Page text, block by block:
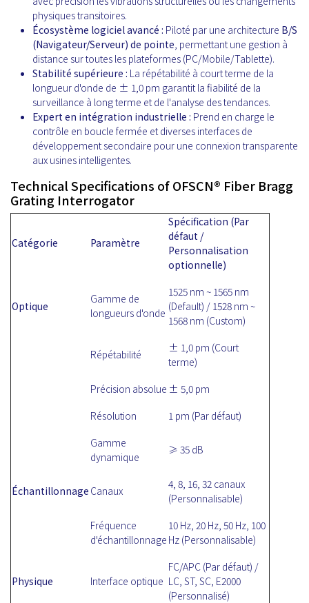
physiques transitoires.
Écosystème logiciel avancé : Piloté par une architecture B/S
(Navigateur/Serveur) de pointe, permettant une gestion à
distance sur toutes les plateformes (PC/Mobile/Tablette).
Stabilité supérieure : La répétabilité à court terme de la
longueur d'onde de ± 1,0 pm garantit la fiabilité de la
surveillance à long terme et de l'analyse des tendances.
Expert en intégration industrielle : Prend en charge le
contrôle en boucle fermée et diverses interfaces de
développement secondaire pour une connexion transparente
aux usines intelligentes.
Technical Specifications of OFSCN® Fiber Bragg
Grating Interrogator
Catégorie Paramètre
Spécification (Par
défaut /
Personnalisation
optionnelle)
Optique
Gamme de
longueurs d'onde
1525 nm ~ 1565 nm
(Default) / 1528 nm ~
1568 nm (Custom)
Répétabilité
± 1,0 pm (Court
terme)
Précision absolue ± 5,0 pm
Résolution
1 pm (Par défaut)
Gamme
dynamique
≥ 35 dB
Échantillonnage Canaux
4, 8, 16, 32 canaux
(Personnalisable)
Fréquence
d'échantillonnage
10 Hz, 20 Hz, 50 Hz, 100
Hz (Personnalisable)
Physique Interface optique
FC/APC (Par défaut) /
LC, ST, SC, E2000
(Personnalisé)